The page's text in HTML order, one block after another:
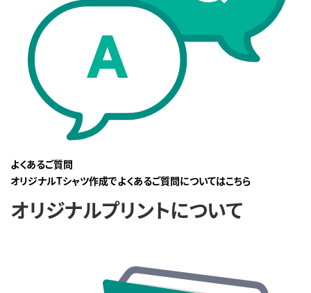
よくあるご質問
オリジナルTシャツ作成でよくあるご質問についてはこちら
オリジナルプリントについて